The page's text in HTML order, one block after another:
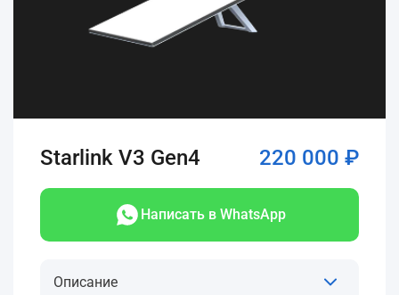
Starlink V3 Gen4 220 000 ₽
Написать в WhatsApp
Описание